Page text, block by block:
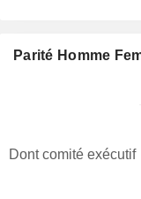
Parité Homme
Dont comité exécutif